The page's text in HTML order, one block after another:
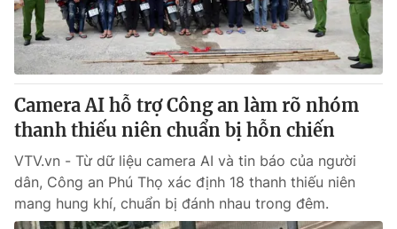
Sản phẩm
Thị trường
Tư vấn
Lịch phát sóng
Chuyên mục khác
Emagazine Podcast
Photo Infographic
Camera AI hỗ trợ Công an làm rõ nhóm
thanh thiếu niên chuẩn bị hỗn chiến
VTV.vn - Từ dữ liệu camera AI và tin báo của người
dân, Công an Phú Thọ xác định 18 thanh thiếu niên
mang hung khí, chuẩn bị đánh nhau trong đêm.